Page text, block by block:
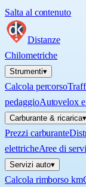
Salta al contenuto
Distanze
Chilometriche
Strumenti▾
Calcola percorso
pedaggioAutovelox
Carburante & ricarica▾
Prezzi carburante
elettricheAree di
Servizi auto▾
Calcola rimborso km